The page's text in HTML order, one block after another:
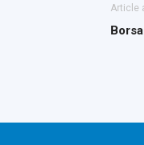
Article